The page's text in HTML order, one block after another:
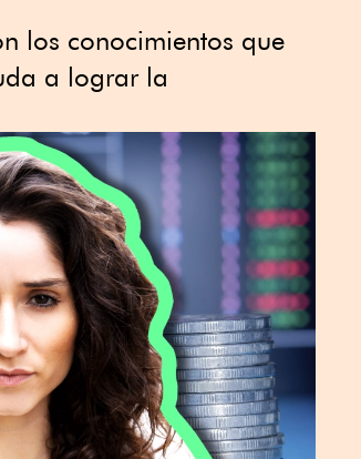
los conocimientos que
a lograr la